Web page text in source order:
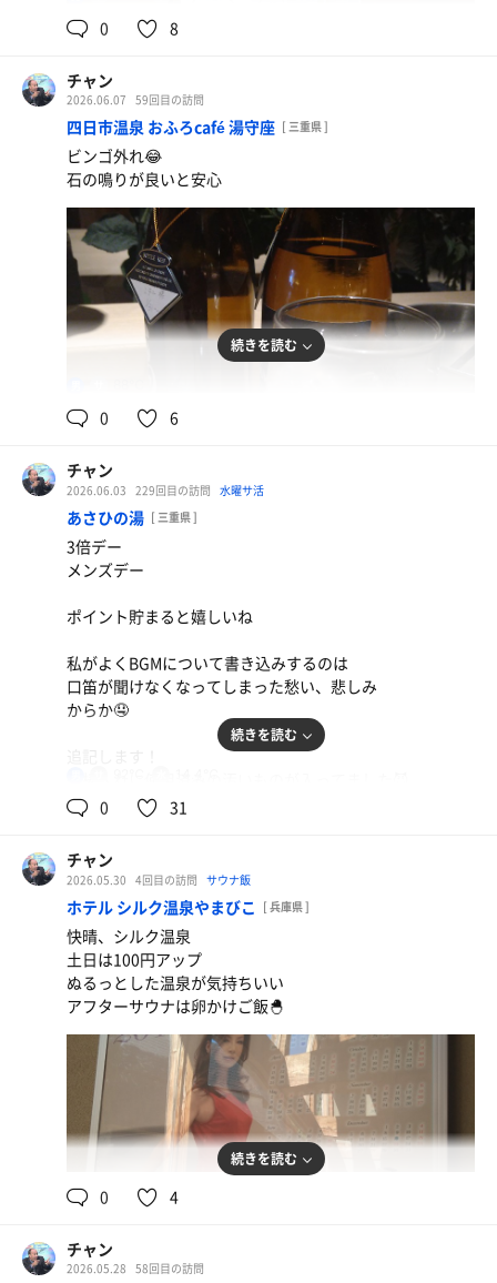
0 8
チャン
2026.06.07 59回目の訪問
四日市温泉 おふろcafé 湯守座 [ 三重県 ]
ビンゴ外れ😂
石の鳴りが良いと安心
続きを読む
0 6
チャン
2026.06.03 229回目の訪問 水曜サ活
あさひの湯 [ 三重県 ]
3倍デー
メンズデー
ポイント貯まると嬉しいね
私がよくBGMについて書き込みするのは
口笛が聞けなくなってしまった愁い、悲しみ
からか🤤
綿棒はあんなオシャレケースに移さず丸いままで
続きを読む
0 31
チャン
2026.05.30 4回目の訪問 サウナ飯
ホテル シルク温泉やまびこ [ 兵庫県 ]
快晴、シルク温泉
土日は100円アップ
ぬるっとした温泉が気持ちいい
アフターサウナは卵かけご飯🐣
続きを読む
0 4
チャン
2026.05.28 58回目の訪問